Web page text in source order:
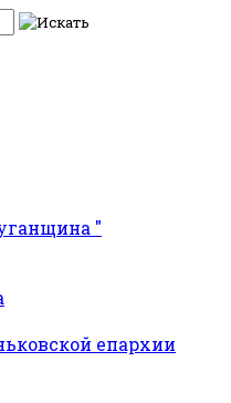
"
епархии